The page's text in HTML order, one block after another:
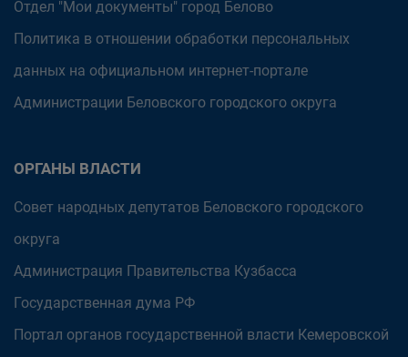
Отдел "Мои документы" город Белово
Политика в отношении обработки персональных
данных на официальном интернет-портале
Администрации Беловского городского округа
ОРГАНЫ ВЛАСТИ
Совет народных депутатов Беловского городского
округа
Администрация Правительства Кузбасса
Государственная дума РФ
Портал органов государственной власти Кемеровской